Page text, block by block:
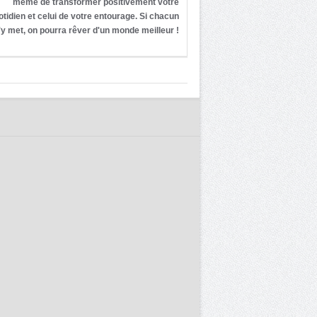
même de transformer positivement votre
et celui de votre entourage. Si chacun
met, on pourra rêver d'un monde meilleur !